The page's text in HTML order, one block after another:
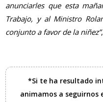
anunciarles que esta
Trabajo, y al Ministro
conjunto a favor de la niñez”
*Si te ha resultado
animamos a seguirnos